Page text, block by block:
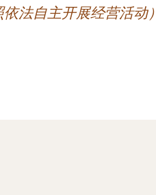
法自主开展经营活动